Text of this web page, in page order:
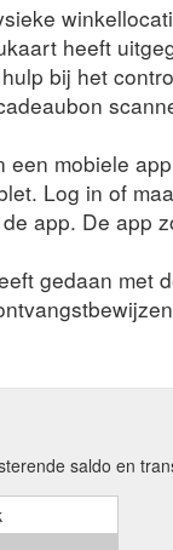
heeft
bij het
mobiele
Log in of
app. De app
gedaan met
saldo en